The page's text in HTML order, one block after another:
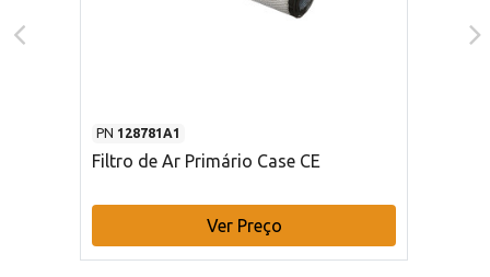
PN 128781A1
Filtro de Ar Primário Case CE
Ver Preço